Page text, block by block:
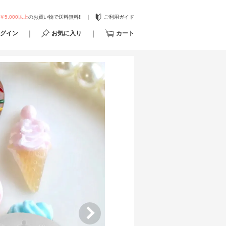
￥5,000以上のお買い物で送料無料!! ご利用ガイド
イン お気に入り カート